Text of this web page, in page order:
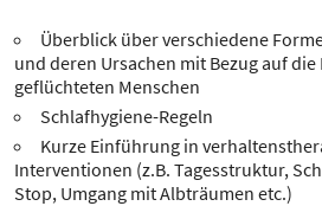
Überblick über verschiedene
und deren Ursachen mit Bezug auf
geflüchteten Menschen
Schlafhygiene-Regeln
Kurze Einführung in
Interventionen (z.B. Tagesstruktur,
Stop, Umgang mit Albträumen etc.)